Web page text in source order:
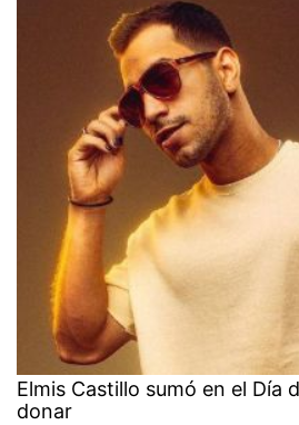
Elmis Castillo sumó en el Día
donar